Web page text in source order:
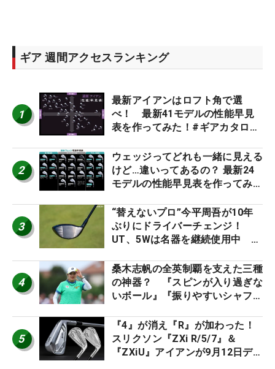
ギア 週間アクセスランキング
1
最新アイアンはロフト角で選
べ！ 最新41モデルの性能早見
表を作ってみた！#ギアカタログ
2
ウェッジってどれも一緒に見える
けど…違いってあるの？ 最新24
モデルの性能早見表を作ってみ
3
“替えないプロ”今平周吾が10年
ぶりにドライバーチェンジ！
UT、5Wは名器を継続使用中 #
4
桑木志帆の全英制覇を支えた三種
の神器？ 『スピンが入り過ぎな
いボール』『振りやすいシャフ
ー』 #女子プロセッティング
5
『4』が消え『R』が加わった！
スリクソン『ZXi R/5/7』＆
『ZXiU』アイアンが9月12日デ